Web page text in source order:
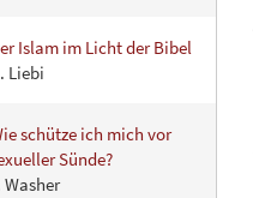
Islam im Licht der Bibel
Liebi
schütze ich mich vor
Sünde?
Washer